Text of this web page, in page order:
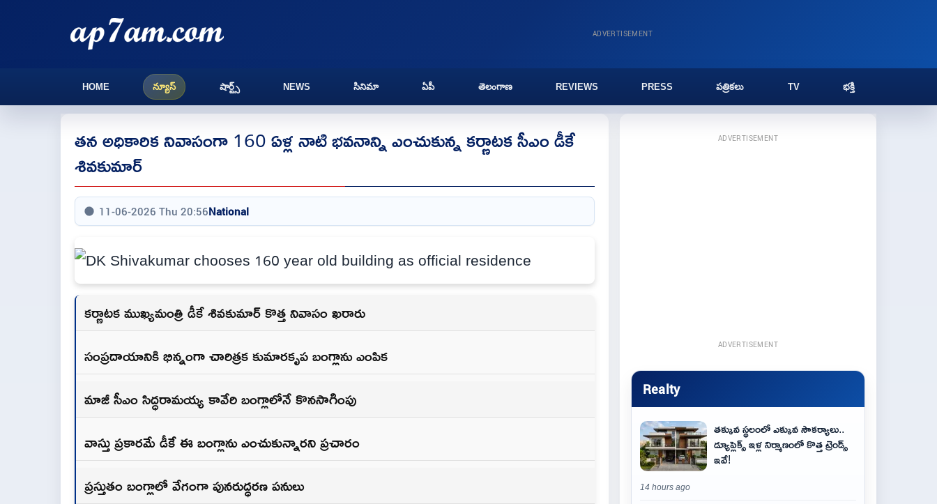
ADVERTISEMENT
HOME న్యూస్ షార్ట్స్ NEWS సినిమా ఏపీ తెలంగాణ REVIEWS PRESS పత్రికలు TV భక్తి
తన అధికారిక నివాసంగా 160 ఏళ్ల నాటి భవనాన్ని ఎంచుకున్న కర్ణాటక సీఎం డీకే
శివకుమార్
11-06-2026 Thu 20:56National
కర్ణాటక ముఖ్యమంత్రి డీకే శివకుమార్ కొత్త నివాసం ఖరారు
సంప్రదాయానికి భిన్నంగా చారిత్రక కుమారకృప బంగ్లాను ఎంపిక
మాజీ సీఎం సిద్ధరామయ్య కావేరి బంగ్లాలోనే కొనసాగింపు
వాస్తు ప్రకారమే డీకే ఈ బంగ్లాను ఎంచుకున్నారని ప్రచారం
ప్రస్తుతం బంగ్లాలో వేగంగా పునరుద్ధరణ పనులు
ADVERTISEMENT
ADVERTISEMENT
Realty
తక్కువ స్థలంలో ఎక్కువ సౌకర్యాలు..
డ్యూప్లెక్స్ ఇళ్ల నిర్మాణంలో కొత్త ట్రెండ్స్
ఇవే!
14 hours ago